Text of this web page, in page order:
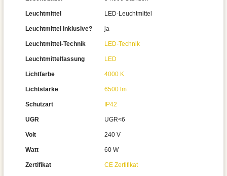
Leuchtmittel LED-Leuchtmittel
Leuchtmittel inklusive? ja
Leuchtmittel-Technik LED-Technik
Leuchtmittelfassung LED
Lichtfarbe 4000 K
Lichtstärke 6500 lm
Schutzart IP42
UGR UGR<6
Volt 240 V
Watt 60 W
Zertifikat CE Zertifikat